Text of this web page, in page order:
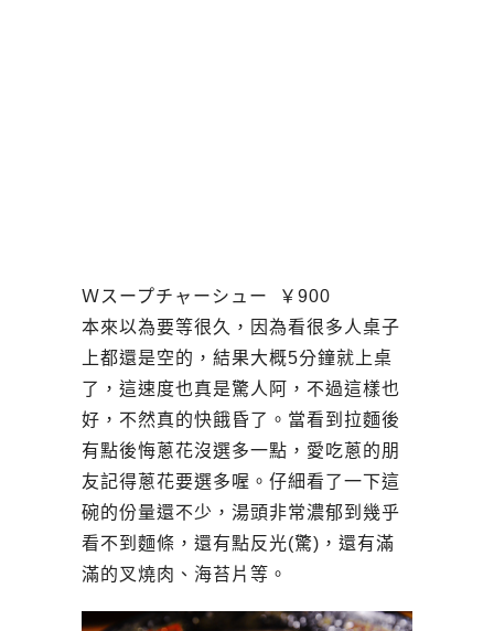
Ｗスープチャーシュー ￥ 900
本來以為要等很久，因為看很多人桌子
上都還是空的，結果大概5分鐘就上桌
了，這速度也真是驚人阿，不過這樣也
好，不然真的快餓昏了。當看到拉麵後
有點後悔蔥花沒選多一點，愛吃蔥的朋
友記得蔥花要選多喔。仔細看了一下這
碗的份量還不少，湯頭非常濃郁到幾乎
看不到麵條，還有點反光(驚)，還有滿
滿的叉燒肉、海苔片等。